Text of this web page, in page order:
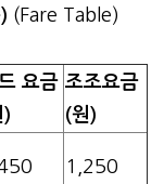
(Fare Table)
요금
)
조조요금
(원)
1,250